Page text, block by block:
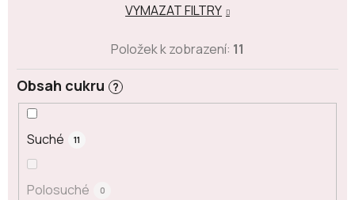
Obsah cukru ?
Suché 11
Polosuché 0
VYMAZAT FILTRY
Položek k zobrazení: 11